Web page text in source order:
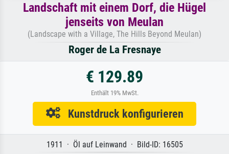
Landschaft mit einem Dorf, die Hügel
jenseits von Meulan
(Landscape with a Village, The Hills Beyond Meulan)
Roger de La Fresnaye
€ 129.89
Enthält 19% MwSt.
Kunstdruck konfigurieren
1911 · Öl auf Leinwand · Bild-ID: 16505